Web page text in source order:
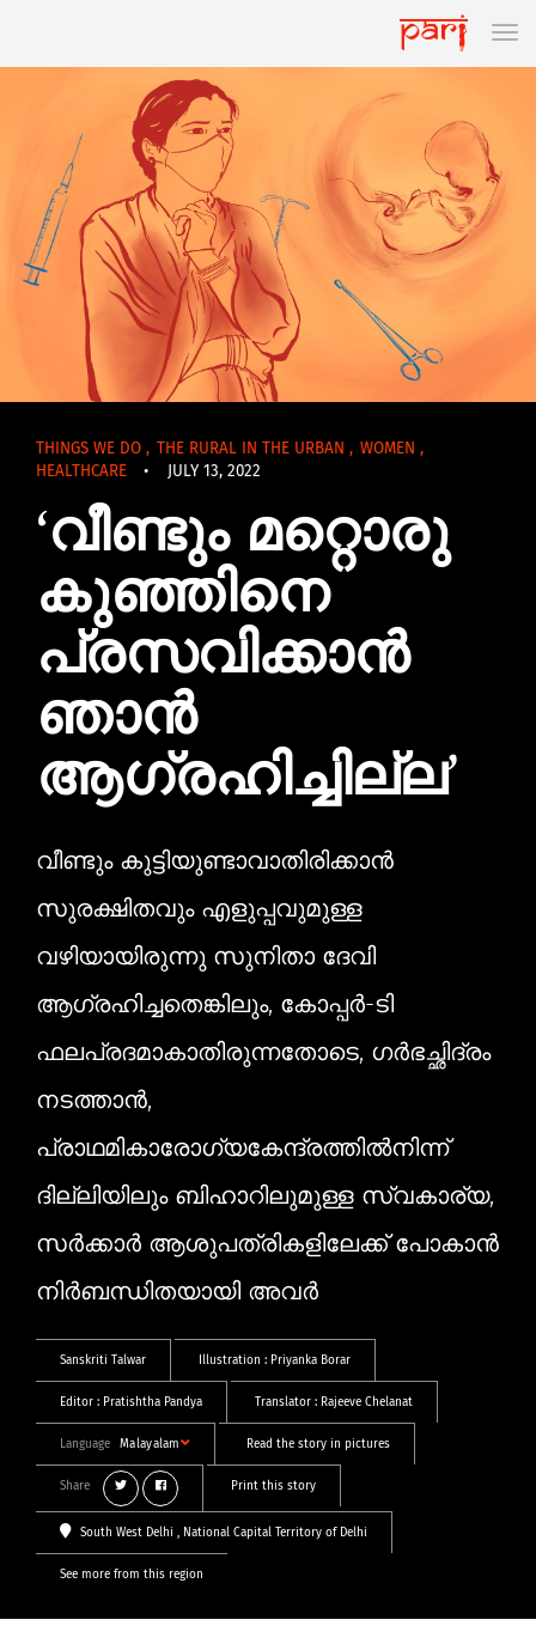
THINGS WE DO , THE RURAL IN THE URBAN , WOMEN ,
HEALTHCARE
• JULY 13, 2022
‘വീണ്ടും മറ്റൊരു
കുഞ്ഞിനെ
പ്രസവിക്കാൻ
ഞാൻ
ആഗ്രഹിച്ചില്ല’
വീണ്ടും കുട്ടിയുണ്ടാവാതിരിക്കാൻ
സുരക്ഷിതവും എളുപ്പവുമുള്ള
വഴിയായിരുന്നു സുനിതാ ദേവി
ആഗ്രഹിച്ചതെങ്കിലും, കോപ്പർ-ടി
ഫലപ്രദമാകാതിരുന്നതോടെ, ഗർഭച്ഛിദ്രം
നടത്താൻ,
പ്രാഥമികാരോഗ്യകേന്ദ്രത്തിൽനിന്ന്
ദില്ലിയിലും ബിഹാറിലുമുള്ള സ്വകാര്യ,
സർക്കാർ ആശുപത്രികളിലേക്ക് പോകാൻ
നിർബന്ധിതയായി അവർ
Sanskriti Talwar Illustration : Priyanka Borar
Editor : Pratishtha Pandya Translator : Rajeeve Chelanat
Language Malayalam Read the story in pictures
Share Print this story
South West Delhi , National Capital Territory of Delhi
See more from this region